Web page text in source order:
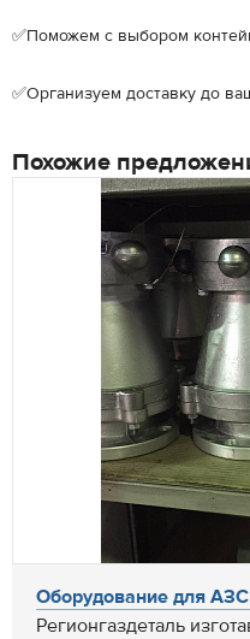
✅Поможем с выбором
✅Организуем доставку до
Похожие
Оборудование для
Регионгаздеталь